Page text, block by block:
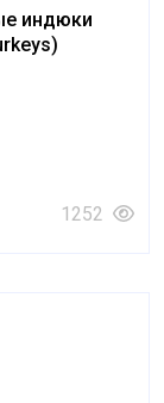
индюки
1252